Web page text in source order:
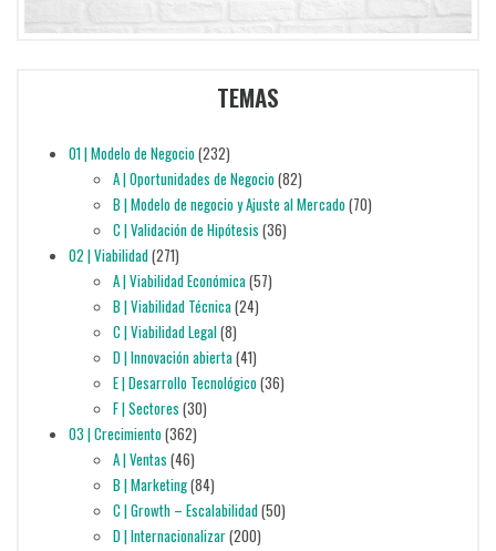
TEMAS
01 | Modelo de Negocio(232)
A | Oportunidades de Negocio(82)
B | Modelo de negocio y Ajuste al Mercado(70)
C | Validación de Hipótesis (36)
02 | Viabilidad(271)
A | Viabilidad Económica(57)
B | Viabilidad Técnica(24)
C | Viabilidad Legal(8)
D | Innovación abierta(41)
E | Desarrollo Tecnológico(36)
F | Sectores (30)
03 | Crecimiento(362)
A | Ventas (46)
B | Marketing(84)
C | Growth – Escalabilidad(50)
D | Internacionalizar(200)